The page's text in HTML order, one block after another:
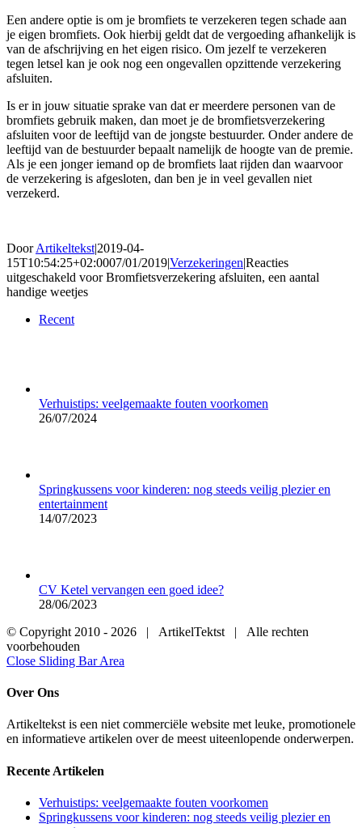
Een andere optie is om je bromfiets te verzekeren tegen schade aan
je eigen bromfiets. Ook hierbij geldt dat de vergoeding afhankelijk is
van de afschrijving en het eigen risico. Om jezelf te verzekeren
tegen letsel kan je ook nog een ongevallen opzittende verzekering
afsluiten.
Is er in jouw situatie sprake van dat er meerdere personen van de
bromfiets gebruik maken, dan moet je de bromfietsverzekering
afsluiten voor de leeftijd van de jongste bestuurder. Onder andere de
leeftijd van de bestuurder bepaalt namelijk de hoogte van de premie.
Als je een jonger iemand op de bromfiets laat rijden dan waarvoor
de verzekering is afgesloten, dan ben je in veel gevallen niet
verzekerd.
DoorArtikeltekst|2019-04-
15T10:54:25+02:0007/01/2019|Verzekeringen|Reacties
uitgeschakeld voor Bromfietsverzekering afsluiten, een aantal
handige weetjes
Recent
Verhuistips: veelgemaakte fouten voorkomen
26/07/2024
Springkussens voor kinderen: nog steeds veilig plezier en
entertainment
14/07/2023
CV Ketel vervangen een goed idee?
28/06/2023
© Copyright 2010 - 2026 | ArtikelTektst | Alle rechten
voorbehouden
Close Sliding Bar Area
Over Ons
Artikeltekst is een niet commerciële website met leuke, promotionele
en informatieve artikelen over de meest uiteenlopende onderwerpen.
Recente Artikelen
Verhuistips: veelgemaakte fouten voorkomen
Springkussens voor kinderen: nog steeds veilig plezier en